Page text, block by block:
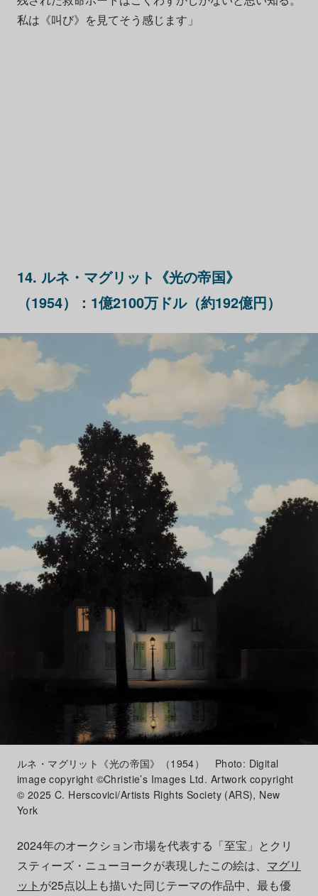
私は《叫び》を見てそう感じます」
14. ルネ・マグリット《光の帝国》
（1954）：1億2100万ドル（約192億円）
ルネ・マグリット《光の帝国》（1954） Photo: Digital
image copyright ©Christie’s Images Ltd. Artwork copyright
© 2025 C. Herscovici/Artists Rights Society (ARS), New
York
2024年のオークション市場を代表する「至宝」とクリ
スティーズ・ニューヨークが表現したこの絵は、 マグリ
ット が25点以上も描いた同じテーマの作品中、最も優